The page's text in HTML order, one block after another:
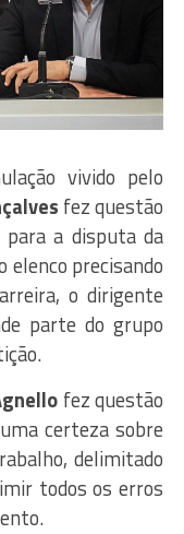
vivido pelo
fez questão
a disputa da
elenco precisando
o dirigente
parte do grupo
fez questão
certeza sobre
delimitado
todos os erros